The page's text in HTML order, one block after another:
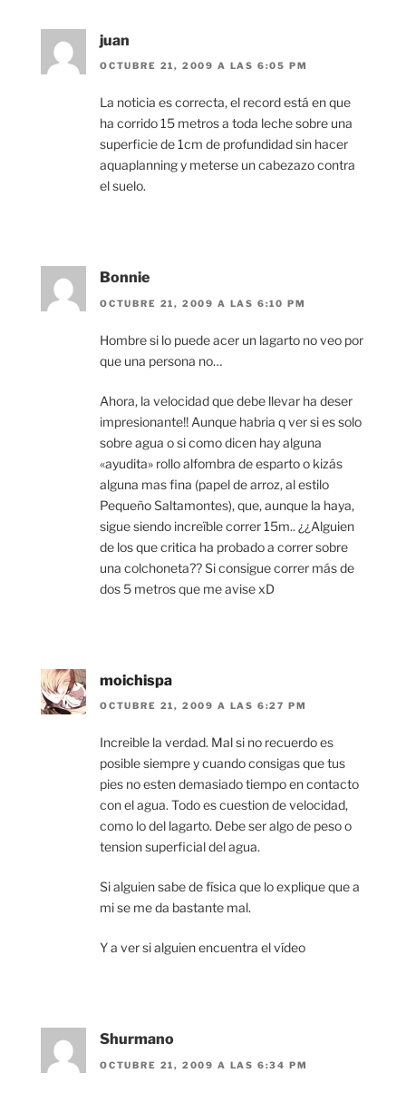
juan
OCTUBRE 21, 2009 A LAS 6:05 PM
La noticia es correcta, el record está en que
ha corrido 15 metros a toda leche sobre una
superficie de 1cm de profundidad sin hacer
aquaplanning y meterse un cabezazo contra
el suelo.
Bonnie
OCTUBRE 21, 2009 A LAS 6:10 PM
Hombre si lo puede acer un lagarto no veo por
que una persona no…
Ahora, la velocidad que debe llevar ha deser
impresionante!! Aunque habria q ver si es solo
sobre agua o si como dicen hay alguna
«ayudita» rollo alfombra de esparto o kizás
alguna mas fina (papel de arroz, al estilo
Pequeño Saltamontes), que, aunque la haya,
sigue siendo increïble correr 15m.. ¿¿Alguien
de los que critica ha probado a correr sobre
una colchoneta?? Si consigue correr más de
dos 5 metros que me avise xD
moichispa
OCTUBRE 21, 2009 A LAS 6:27 PM
Increible la verdad. Mal si no recuerdo es
posible siempre y cuando consigas que tus
pies no esten demasiado tiempo en contacto
con el agua. Todo es cuestion de velocidad,
como lo del lagarto. Debe ser algo de peso o
tension superficial del agua.
Si alguien sabe de física que lo explique que a
mi se me da bastante mal.
Y a ver si alguien encuentra el vídeo
Shurmano
OCTUBRE 21, 2009 A LAS 6:34 PM